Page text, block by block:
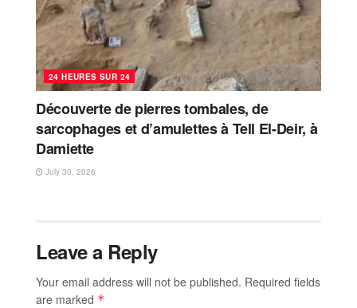
24 HEURES SUR 24
Découverte de pierres tombales, de
sarcophages et d’amulettes à Tell El-Deir, à
Damiette
July 30, 2026
Leave a Reply
Your email address will not be published. Required fields
are marked *